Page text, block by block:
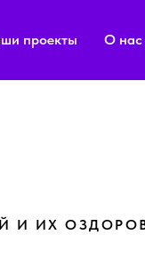
проекты О нас
И ИХ